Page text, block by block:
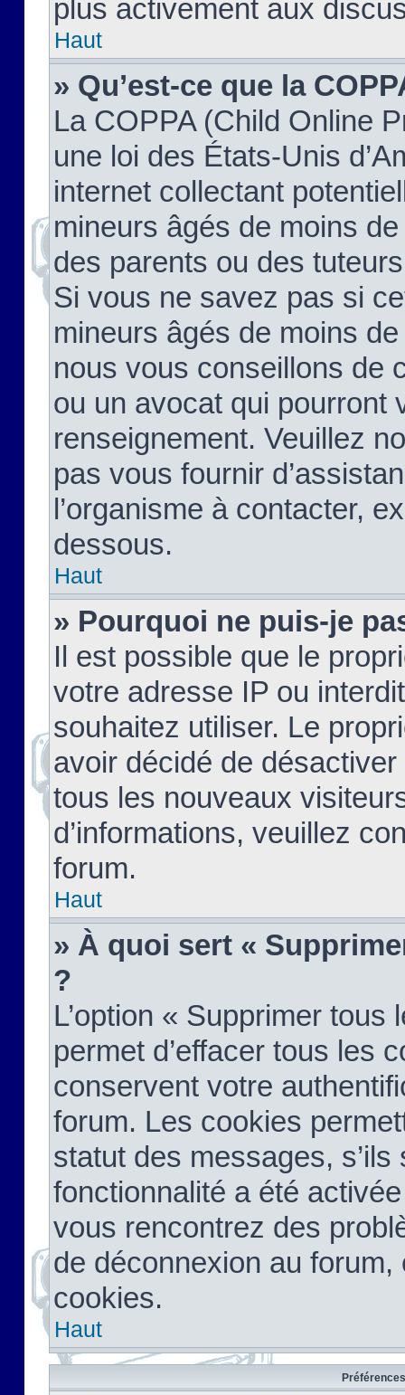
plus activement aux
Haut
» Qu’est-ce que la
La COPPA (Child Online
une loi des États-Unis
internet collectant
mineurs âgés de moins
des parents ou des
Si vous ne savez pas si
mineurs âgés de moins
nous vous conseillons de
ou un avocat qui pourront
renseignement. Veuillez
pas vous fournir
l’organisme à contacter,
dessous.
Haut
» Pourquoi ne puis-je
Il est possible que le
votre adresse IP ou
souhaitez utiliser. Le
avoir décidé de
tous les nouveaux
d’informations, veuillez
forum.
Haut
» À quoi sert «
?
L’option « Supprimer
permet d’effacer tous les
conservent votre
forum. Les cookies
statut des messages,
fonctionnalité a été
vous rencontrez des
de déconnexion au
cookies.
Haut